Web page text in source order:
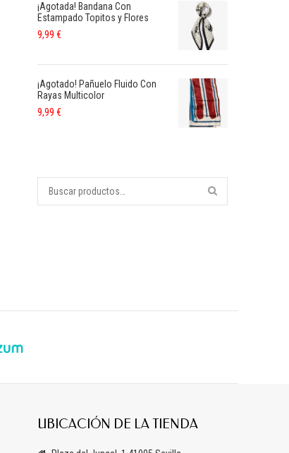
¡Agotada! Bandana Con
Estampado Topitos y Flores
9,99 €
¡Agotado! Pañuelo Fluido Con
Rayas Multicolor
9,99 €
UBICACIÓN DE LA TIENDA